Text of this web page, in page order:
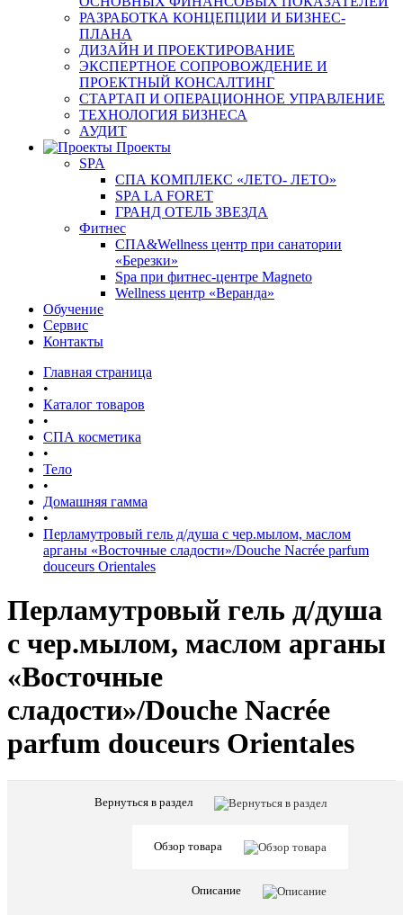
РАЗРАБОТКА КОНЦЕПЦИИ И БИЗНЕС-
ПЛАНА
ДИЗАЙН И ПРОЕКТИРОВАНИЕ
ЭКСПЕРТНОЕ СОПРОВОЖДЕНИЕ И
ПРОЕКТНЫЙ КОНСАЛТИНГ
СТАРТАП И ОПЕРАЦИОННОЕ УПРАВЛЕНИЕ
ТЕХНОЛОГИЯ БИЗНЕСА
АУДИТ
Проекты
SPA
СПА КОМПЛЕКС «ЛЕТО- ЛЕТО»
SPA LA FORET
ГРАНД ОТЕЛЬ ЗВЕЗДА
Фитнес
СПА&Wellness центр при санатории
«Березки»
Spa при фитнес-центре Magneto
Wellness центр «Веранда»
Обучение
Сервис
Контакты
Главная страница
•
Каталог товаров
•
СПА косметика
•
Тело
•
Домашняя гамма
•
Перламутровый гель д/душа с чер.мылом, маслом
арганы «Восточные сладости»/Douche Nacrée parfum
douceurs Orientales
Перламутровый гель д/душа
с чер.мылом, маслом арганы
«Восточные
сладости»/Douche Nacrée
parfum douceurs Orientales
Вернуться в раздел
Обзор товара
Описание